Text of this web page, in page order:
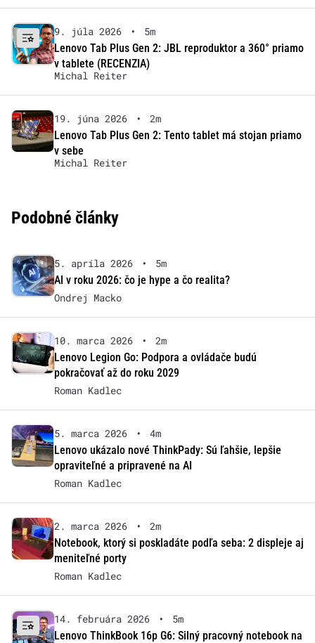
9. júla 2026 •
5m
Lenovo Tab Plus Gen 2: JBL reproduktor a 360° priamo
v tablete (RECENZIA)
Michal Reiter
19. júna 2026 •
2m
Lenovo Tab Plus Gen 2: Tento tablet má stojan priamo
v sebe
Michal Reiter
Podobné články
5. apríla 2026 •
5m
AI v roku 2026: čo je hype a čo realita?
Ondrej Macko
10. marca 2026 •
2m
Lenovo Legion Go: Podpora a ovládače budú
pokračovať až do roku 2029
Roman Kadlec
5. marca 2026 •
4m
Lenovo ukázalo nové ThinkPady: Sú ľahšie, lepšie
opraviteľné a pripravené na AI
Roman Kadlec
2. marca 2026 •
2m
Notebook, ktorý si poskladáte podľa seba: 2 displeje aj
meniteľné porty
Roman Kadlec
14. februára 2026 •
5m
Lenovo ThinkBook 16p G6: Silný pracovný notebook na